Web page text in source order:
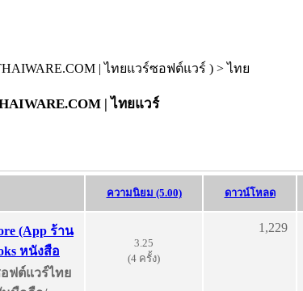
| ไทยแวร์
ความนิยม (5.00) ดาวน์โหลด
(App ร้าน
หนังสือ
3.25
(4 ครั้ง)
1,229